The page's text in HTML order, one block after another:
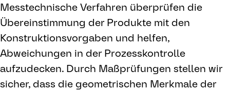
Messtechnische Verfahren überprüfen die
Übereinstimmung der Produkte mit den
Konstruktionsvorgaben und helfen,
Abweichungen in der Prozesskontrolle
aufzudecken. Durch Maßprüfungen stellen wir
sicher, dass die geometrischen Merkmale der